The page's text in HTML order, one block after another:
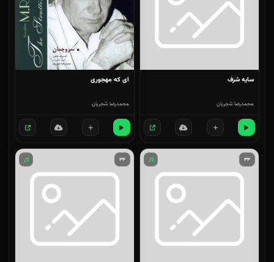
سایه شرف
محمدرضا شجریان
ای که مهجوری
محمدرضا شجریان
۳۳ ۳۴